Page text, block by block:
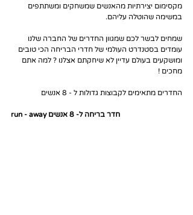
מקסימום יצירתיות מהאנשים שמשחקים ומשתתפים
במשימה שהוטלה עליהם.
שמחים לבשר לכם שמגוון החדרים של החברה שלנו
עומדים בסטנדרט העולמי של חדרי הבריחה הכי טובים
ומושקעים בעולם עדיין לא שיחקתם אצלנו ? למה אתם
מחכים !
החדרים מתאימים לקבוצות גדולות ל - 8 אנשים
run - away חדר בריחה ל- 8 אנשים